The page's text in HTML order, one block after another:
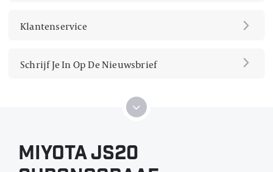
Klantenservice
Schrijf Je In Op De Nieuwsbrief
Miyota JS20